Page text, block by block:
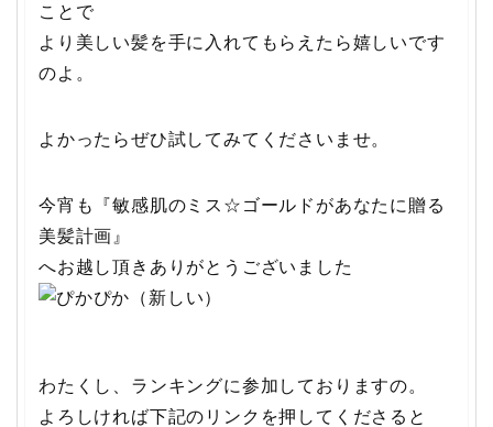
ことで
より美しい髪を手に入れてもらえたら嬉しいです
のよ。
よかったらぜひ試してみてくださいませ。
今宵も『敏感肌のミス☆ゴールドがあなたに贈る
美髪計画』
へお越し頂きありがとうございました
わたくし、ランキングに参加しておりますの。
よろしければ下記のリンクを押してくださると